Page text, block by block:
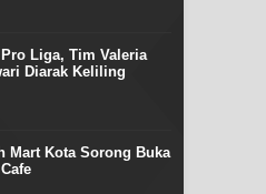
Liga, Tim Valeria
Diarak Keliling
Mart Kota Sorong Buka